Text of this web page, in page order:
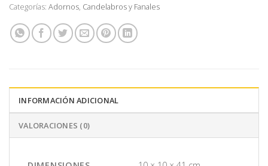
Categorías: Adornos, Candelabros y Fanales
INFORMACIÓN ADICIONAL
VALORACIONES (0)